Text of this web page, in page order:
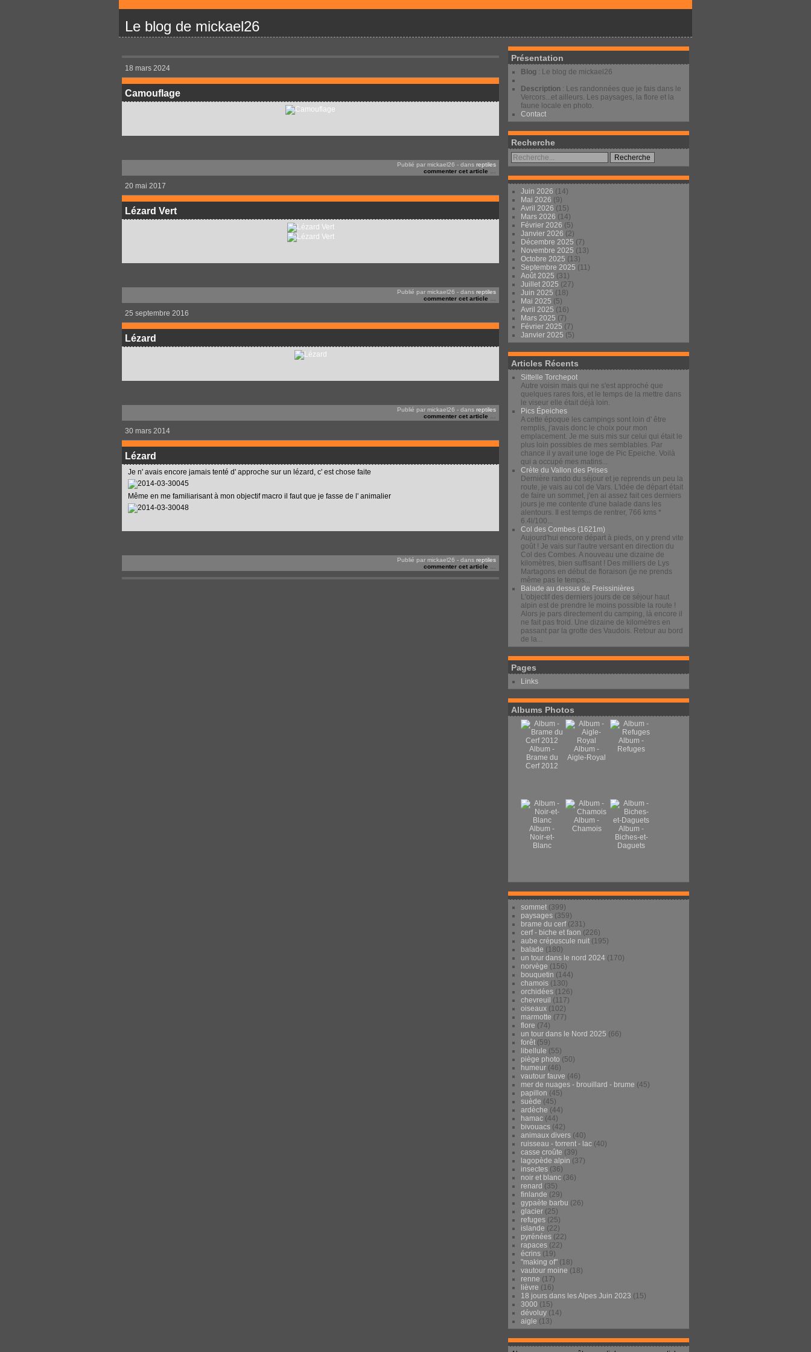
Le blog de mickael26
18 mars 2024
Camouflage
Publié par mickael26 - dans reptiles
commenter cet article
20 mai 2017
Lézard Vert
Publié par mickael26 - dans reptiles
commenter cet article
25 septembre 2016
Lézard
Publié par mickael26 - dans reptiles
commenter cet article
30 mars 2014
Lézard
Je n' avais encore jamais tenté d' approche sur un lézard, c' est chose faite
Même en me familiarisant à mon objectif macro il faut que je fasse de l' animalier
Publié par mickael26 - dans reptiles
commenter cet article
Présentation
Blog : Le blog de mickael26
Description : Les randonnées que je fais dans le
Vercors...et ailleurs. Les paysages, la flore et la
faune locale en photo.
Contact
Recherche
Juin 2026 (14)
Mai 2026 (9)
Avril 2026 (15)
Mars 2026 (14)
Février 2026 (5)
Janvier 2026 (2)
Décembre 2025 (7)
Novembre 2025 (13)
Octobre 2025 (13)
Septembre 2025 (11)
Août 2025 (31)
Juillet 2025 (27)
Juin 2025 (18)
Mai 2025 (5)
Avril 2025 (16)
Mars 2025 (7)
Février 2025 (7)
Janvier 2025 (5)
Articles Récents
Sittelle Torchepot
Autre voisin mais qui ne s'est approché que
quelques rares fois, et le temps de la mettre dans
le viseur elle était déjà loin.
Pics Épeiches
A cette époque les campings sont loin d' être
remplis, j'avais donc le choix pour mon
emplacement. Je me suis mis sur celui qui était le
plus loin possibles de mes semblables. Par
chance il y avait une loge de Pic Epeiche. Voilà
qui a occupé mes matins...
Crète du Vallon des Prises
Dernière rando du séjour et je reprends un peu la
route, je vais au col de Vars. L'idée de départ était
de faire un sommet, j'en ai assez fait ces derniers
jours je me contente d'une balade dans les
alentours. Il est temps de rentrer, 766 kms *
6.4l/100...
Col des Combes (1621m)
Aujourd'hui encore départ à pieds, on y prend vite
goût ! Je vais sur l'autre versant en direction du
Col des Combes. A nouveau une dizaine de
kilomètres, bien suffisant ! Des milliers de Lys
Martagons en début de floraison (je ne prends
même pas le temps...
Balade au dessus de Freissinières
L'objectif des derniers jours de ce séjour haut
alpin est de prendre le moins possible la route !
Alors je pars directement du camping, là encore il
ne fait pas froid. Une dizaine de kilomètres en
passant par la grotte des Vaudois. Retour au bord
de la...
Pages
Links
Albums Photos
Album -
Brame du
Cerf 2012
Album -
Aigle-Royal
Album -
Refuges
Album -
Noir-et-
Blanc
Album -
Chamois
Album -
Biches-et-
Daguets
sommet (399)
paysages (359)
brame du cerf(231)
cerf - biche et faon (226)
aube crépuscule nuit (195)
balade (180)
un tour dans le nord 2024 (170)
norvège (156)
bouquetin (144)
chamois (130)
orchidées (126)
chevreuil (117)
oiseaux (102)
marmotte (77)
flore (74)
un tour dans le Nord 2025 (66)
forêt (59)
libellule (55)
piège photo (50)
humeur (46)
vautour fauve (46)
mer de nuages - brouillard - brume (45)
papillon (45)
suède (45)
ardèche (44)
hamac (44)
bivouacs (42)
animaux divers (40)
ruisseau - torrent - lac (40)
casse croûte (39)
lagopède alpin (37)
insectes (36)
noir et blanc (36)
renard (35)
finlande (29)
gypaète barbu (26)
glacier (25)
refuges (25)
islande (22)
pyrénées (22)
rapaces (22)
écrins (19)
"making of" (18)
vautour moine (18)
renne (17)
lièvre (16)
18 jours dans les Alpes Juin 2023 (15)
3000 (15)
dévoluy (14)
aigle (13)